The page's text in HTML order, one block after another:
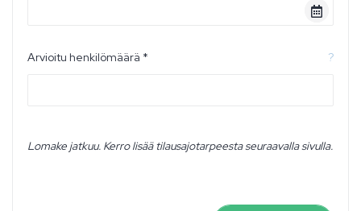
Arvioitu henkilömäärä * ?
Lomake jatkuu. Kerro lisää tilausajotarpeesta seuraavalla sivulla.